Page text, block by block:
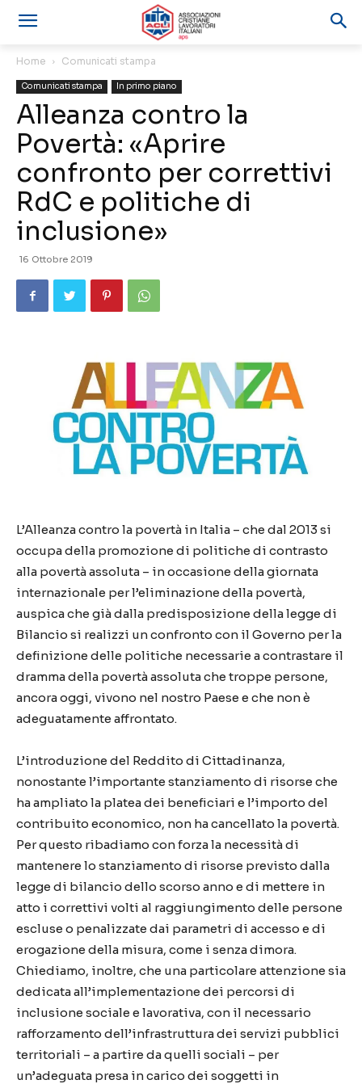
Home Comunicati stampa
Comunicati stampa In primo piano
Alleanza contro la
Povertà: «Aprire
confronto per correttivi
RdC e politiche di
inclusione»
16 Ottobre 2019
L’Alleanza contro la povertà in Italia – che dal 2013 si
occupa della promozione di politiche di contrasto
alla povertà assoluta – in occasione della giornata
internazionale per l’eliminazione della povertà,
auspica che già dalla predisposizione della legge di
Bilancio si realizzi un confronto con il Governo per la
definizione delle politiche necessarie a contrastare il
dramma della povertà assoluta che troppe persone,
ancora oggi, vivono nel nostro Paese e che non è
adeguatamente affrontato.
L’introduzione del Reddito di Cittadinanza,
nonostante l’importante stanziamento di risorse che
ha ampliato la platea dei beneficiari e l’importo del
contribuito economico, non ha cancellato la povertà.
Per questo ribadiamo con forza la necessità di
mantenere lo stanziamento di risorse previsto dalla
legge di bilancio dello scorso anno e di mettere in
atto i correttivi volti al raggiungimento delle persone
escluse o penalizzate dai parametri di accesso e di
erogazione della misura, come i senza dimora.
Chiediamo, inoltre, che una particolare attenzione sia
dedicata all’implementazione dei percorsi di
inclusione sociale e lavorativa, con il necessario
rafforzamento dell’infrastruttura dei servizi pubblici
territoriali – a partire da quelli sociali – per
un’adeguata presa in carico dei soggetti in